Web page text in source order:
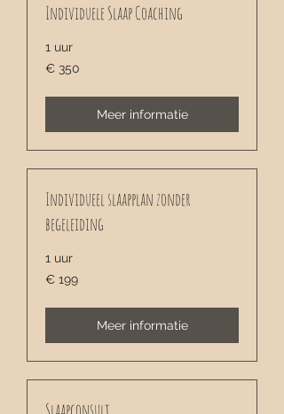
Individuele Slaap Coaching
1 uur
350
euro
€ 350
Meer informatie
Individueel slaapplan zonder
begeleiding
1 uur
199
euro
€ 199
Meer informatie